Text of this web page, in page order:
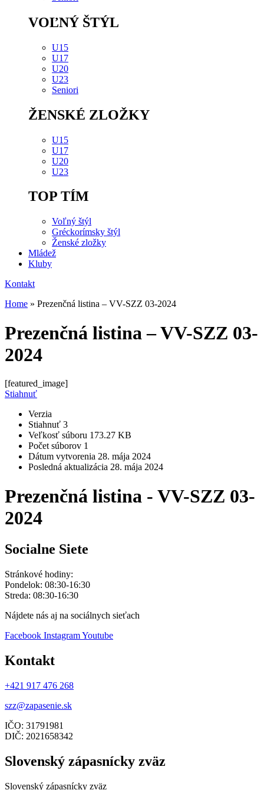
VOĽNÝ ŠTÝL
U15
U17
U20
U23
Seniori
ŽENSKÉ ZLOŽKY
U15
U17
U20
U23
TOP TÍM
Voľný štýl
Gréckorímsky štýl
Ženské zložky
Mládež
Kluby
Kontakt
Home » Prezenčná listina – VV-SZZ 03-2024
Prezenčná listina – VV-SZZ 03-
2024
[featured_image]
Stiahnuť
Verzia
Stiahnuť 3
Veľkosť súboru 173.27 KB
Počet súborov 1
Dátum vytvorenia 28. mája 2024
Posledná aktualizácia 28. mája 2024
Prezenčná listina - VV-SZZ 03-
2024
Socialne Siete
Stránkové hodiny:
Pondelok: 08:30-16:30
Streda: 08:30-16:30
Nájdete nás aj na sociálnych sieťach
Facebook InstagramYoutube
Kontakt
+421 917 476 268
szz@zapasenie.sk
IČO: 31791981
DIČ: 2021658342
Slovenský zápasnícky zväz
Slovenský zápasnícky zväz